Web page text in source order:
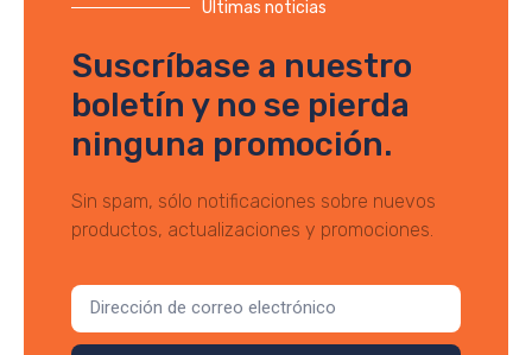
Últimas noticias
Suscríbase a nuestro
boletín y no se pierda
ninguna promoción.
Sin spam, sólo notificaciones sobre nuevos
productos, actualizaciones y promociones.